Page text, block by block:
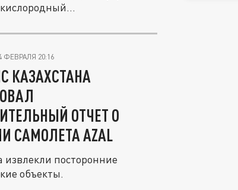
ФЕВРАЛЯ 20:16
КАЗАХСТАНА
ОТЧЕТ О
САМОЛЕТА AZAL
извлекли посторонние
объекты.